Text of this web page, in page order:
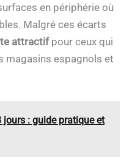
en périphérie où
Malgré ces écarts
attractifpour ceux qui
magasins espagnols et
jours : guide pratique et